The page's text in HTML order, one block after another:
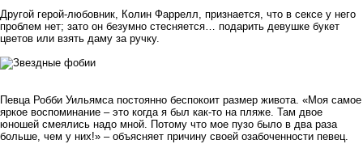
Другой герой-любовник, Колин Фаррелл, признается, что в сексе у него
проблем нет; зато он безумно стесняется… подарить девушке букет
цветов или взять даму за ручку.
Певца Робби Уильямса постоянно беспокоит размер живота. «Моя самое
яркое воспоминание – это когда я был как-то на пляже. Там двое
юношей смеялись надо мной. Потому что мое пузо было в два раза
больше, чем у них!» – объясняет причину своей озабоченности певец.